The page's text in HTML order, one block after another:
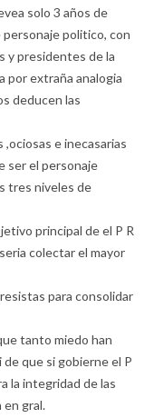
solo 3 años de
politico, con
y presidentes de la
por extraña analogia
deducen las
e inecasarias
ser el personaje
tres niveles de
principal de el P R
colectar el mayor
para consolidar
tanto miedo han
que si gobierne el P
la integridad de las
en gral.